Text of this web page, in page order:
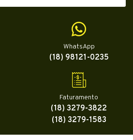
WhatsApp
(18) 98121-0235
Faturamento
(18) 3279-3822
(18) 3279-1583